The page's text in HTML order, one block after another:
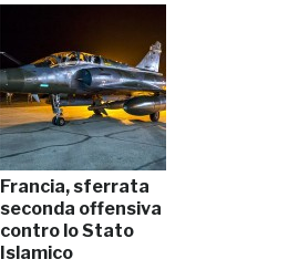
Francia, sferrata
seconda offensiva
contro lo Stato
Islamico